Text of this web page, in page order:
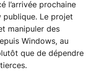
l’arrivée prochaine
publique. Le projet
manipuler des
Windows, au
que de dépendre